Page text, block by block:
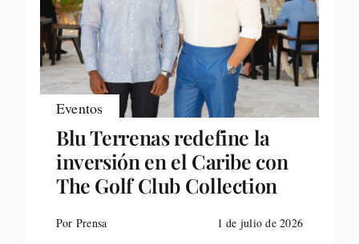
Eventos
Blu Terrenas redefine la
inversión en el Caribe con
The Golf Club Collection
Por Prensa 1 de julio de 2026